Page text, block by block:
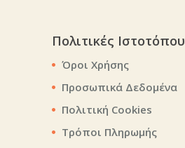
Πολιτικές Ιστοτόπου
Όροι Χρήσης
Προσωπικά Δεδομένα
Πολιτική Cookies
Τρόποι Πληρωμής